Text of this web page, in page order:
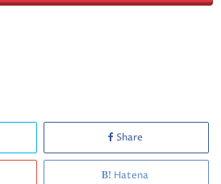
Share
Hatena